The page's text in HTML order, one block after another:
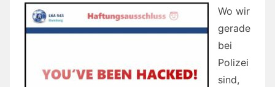
Wo wir
gerade
bei
Polizei
sind,